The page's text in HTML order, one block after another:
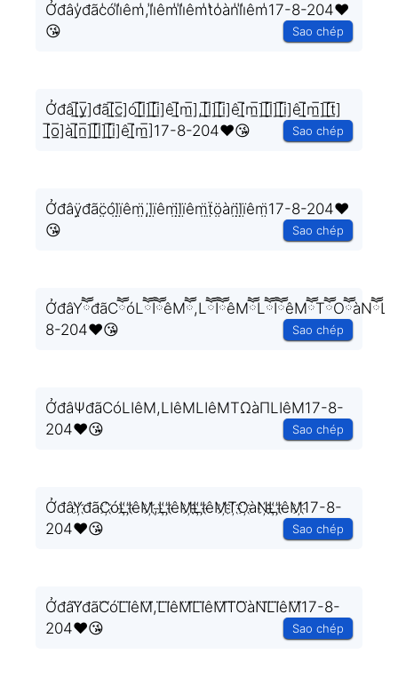
Ởđây̾đãc̾ól̾i̾êm̾,l̾i̾êm̾l̾i̾êm̾t̾o̾àn̾l̾i̾êm̾17-8-204❤️
😘
Sao chép
Ởđâ[̲̅y̲̅]đã[̲̅c̲̅]ó[̲̅l̲̅][̲̅i̲̅]ê[̲̅m̲̅],[̲̅l̲̅][̲̅i̲̅]ê[̲̅m̲̅][̲̅l̲̅][̲̅i̲̅]ê[̲̅m̲̅][̲̅t̲̅]
[̲̅o̲̅]à[̲̅n̲̅][̲̅l̲̅][̲̅i̲̅]ê[̲̅m̲̅]17-8-204❤️😘
Sao chép
Ởđâÿ̤đãc̤̈ól̤̈ï̤êm̤̈,l̤̈ï̤êm̤̈l̤̈ï̤êm̤̈ẗ̤ö̤àn̤̈l̤̈ï̤êm̤̈17-8-204❤️
😘
Sao chép
8-204❤️😘
Sao chép
ỞđâΨđãCóLIêM,LIêMLIêMTΩàΠLIêM17-8-
204❤️😘
Sao chép
ỞđâY҉đãC҉óL҉I҉êM҉,L҉I҉êM҉L҉I҉êM҉T҉O҉àN҉L҉I҉êM҉17-8-
204❤️😘
Sao chép
ỞđâY⃜đãC⃜óL⃜I⃜êM⃜,L⃜I⃜êM⃜L⃜I⃜êM⃜T⃜O⃜àN⃜L⃜I⃜êM⃜17-8-
204❤️😘
Sao chép